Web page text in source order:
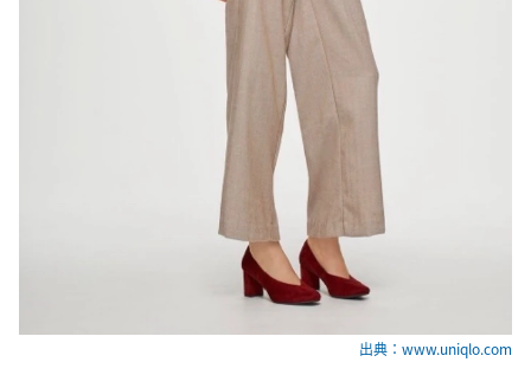
出典：www.uniqlo.com